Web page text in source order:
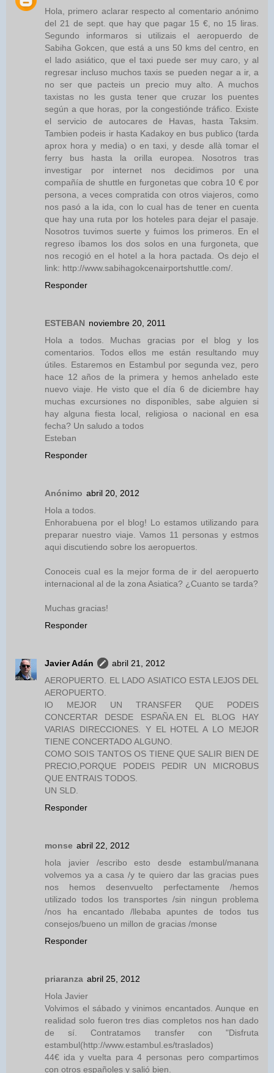
Hola, primero aclarar respecto al comentario anónimo
del 21 de sept. que hay que pagar 15 €, no 15 liras.
Segundo informaros si utilizais el aeropuerdo de
Sabiha Gokcen, que está a uns 50 kms del centro, en
el lado asiático, que el taxi puede ser muy caro, y al
regresar incluso muchos taxis se pueden negar a ir, a
no ser que pacteis un precio muy alto. A muchos
taxistas no les gusta tener que cruzar los puentes
según a que horas, por la congestiónde tráfico. Existe
el servicio de autocares de Havas, hasta Taksim.
Tambien podeis ir hasta Kadakoy en bus publico (tarda
aprox hora y media) o en taxi, y desde allà tomar el
ferry bus hasta la orilla europea. Nosotros tras
investigar por internet nos decidimos por una
compañía de shuttle en furgonetas que cobra 10 € por
persona, a veces compratida con otros viajeros, como
nos pasó a la ida, con lo cual has de tener en cuenta
que hay una ruta por los hoteles para dejar el pasaje.
Nosotros tuvimos suerte y fuimos los primeros. En el
regreso íbamos los dos solos en una furgoneta, que
nos recogió en el hotel a la hora pactada. Os dejo el
link: http://www.sabihagokcenairportshuttle.com/.
Responder
ESTEBAN noviembre 20, 2011
Hola a todos. Muchas gracias por el blog y los
comentarios. Todos ellos me están resultando muy
útiles. Estaremos en Estambul por segunda vez, pero
hace 12 años de la primera y hemos anhelado este
nuevo viaje. He visto que el día 6 de diciembre hay
muchas excursiones no disponibles, sabe alguien si
hay alguna fiesta local, religiosa o nacional en esa
fecha? Un saludo a todos
Esteban
Responder
Anónimo abril 20, 2012
Hola a todos.
Enhorabuena por el blog! Lo estamos utilizando para
preparar nuestro viaje. Vamos 11 personas y estmos
aqui discutiendo sobre los aeropuertos.
Conoceis cual es la mejor forma de ir del aeropuerto
internacional al de la zona Asiatica? ¿Cuanto se tarda?
Muchas gracias!
Responder
Javier Adán
abril 21, 2012
AEROPUERTO. EL LADO ASIATICO ESTA LEJOS DEL
AEROPUERTO.
lO MEJOR UN TRANSFER QUE PODEIS
CONCERTAR DESDE ESPAÑA.EN EL BLOG HAY
VARIAS DIRECCIONES. Y EL HOTEL A LO MEJOR
TIENE CONCERTADO ALGUNO.
COMO SOIS TANTOS OS TIENE QUE SALIR BIEN DE
PRECIO,PORQUE PODEIS PEDIR UN MICROBUS
QUE ENTRAIS TODOS.
UN SLD.
Responder
monse abril 22, 2012
hola javier /escribo esto desde estambul/manana
volvemos ya a casa /y te quiero dar las gracias pues
nos hemos desenvuelto perfectamente /hemos
utilizado todos los transportes /sin ningun problema
/nos ha encantado /llebaba apuntes de todos tus
consejos/bueno un millon de gracias /monse
Responder
priaranza abril 25, 2012
Hola Javier
Volvimos el sábado y vinimos encantados. Aunque en
realidad solo fueron tres dias completos nos han dado
de sí. Contratamos transfer con "Disfruta
estambul(http://www.estambul.es/traslados)
44€ ida y vuelta para 4 personas pero compartimos
con otros españoles y salió bien.